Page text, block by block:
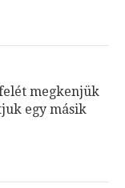
megkenjük
egy másik